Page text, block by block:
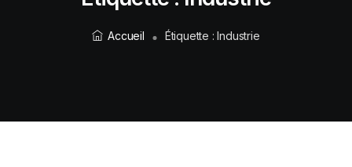
Accueil Étiquette :Industrie